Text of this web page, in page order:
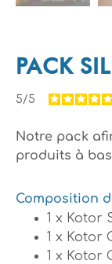
PACK
5/5
Notre pack
produits à
Composition
1 x Kotor
1 x Kotor
1 x Kotor